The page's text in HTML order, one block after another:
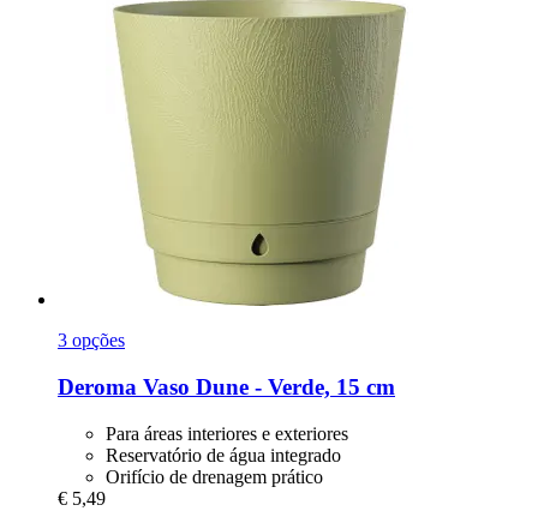
3 opções
Deroma Vaso Dune -​ Verde, 15 cm
Para áreas interiores e exteriores
Reservatório de água integrado
Orifício de drenagem prático
€ 5,49